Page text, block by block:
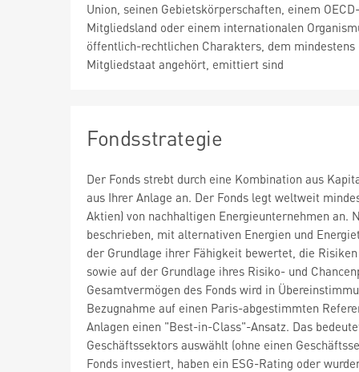
Union, seinen Gebietskörperschaften, einem OECD-
Mitgliedsland oder einem internationalen
öffentlich-rechtlichen Charakters, dem mindestens
Mitgliedstaat angehört, emittiert sind
Fondsstrategie
Der Fonds strebt durch eine Kombination aus
aus Ihrer Anlage an. Der Fonds legt weltweit
Aktien) von nachhaltigen Energieunternehmen an.
beschrieben, mit alternativen Energien und
der Grundlage ihrer Fähigkeit bewertet, die
sowie auf der Grundlage ihres Risiko- und
Gesamtvermögen des Fonds wird in
Bezugnahme auf einen Paris-abgestimmten
Anlagen einen "Best-in-Class"-Ansatz. Das
Geschäftssektors auswählt (ohne einen
Fonds investiert, haben ein ESG-Rating oder